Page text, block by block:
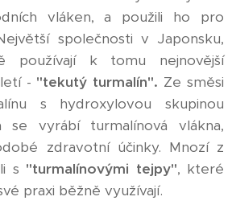
vláken, a použili ho pro
společnosti v Japonsku,
používají k tomu nejnovější
- "tekutý turmalín". Ze směsi
s hydroxylovou skupinou
se vyrábí turmalínová vlákna,
zdravotní účinky. Mnozí z
s "turmalínovými tejpy", které
praxi běžně využívají.